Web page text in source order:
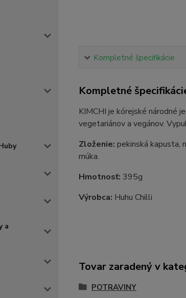
a
Kompletné špecifikácie
Kompletné
KIMCHI je kórejské národné
vegetariánov a vegánov.
Zloženie: pekinská kapusta,
múka.
Hmotnosť: 395g
Výrobca: Huhu Chilli
Tovar zaradený v
POTRAVINY